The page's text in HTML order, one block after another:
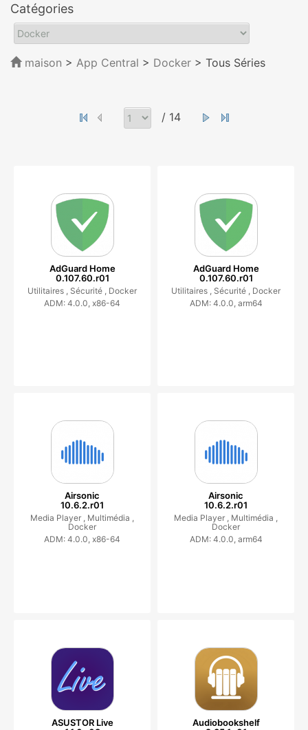
Catégories
maison > App Central > Docker > Tous Séries
/ 14
AdGuard Home
0.107.60.r01
Utilitaires , Sécurité , Docker
ADM: 4.0.0, x86-64
AdGuard Home
0.107.60.r01
Utilitaires , Sécurité , Docker
ADM: 4.0.0, arm64
Airsonic
10.6.2.r01
Media Player , Multimédia ,
Docker
ADM: 4.0.0, x86-64
Airsonic
10.6.2.r01
Media Player , Multimédia ,
Docker
ADM: 4.0.0, arm64
ASUSTOR Live
Audiobookshelf